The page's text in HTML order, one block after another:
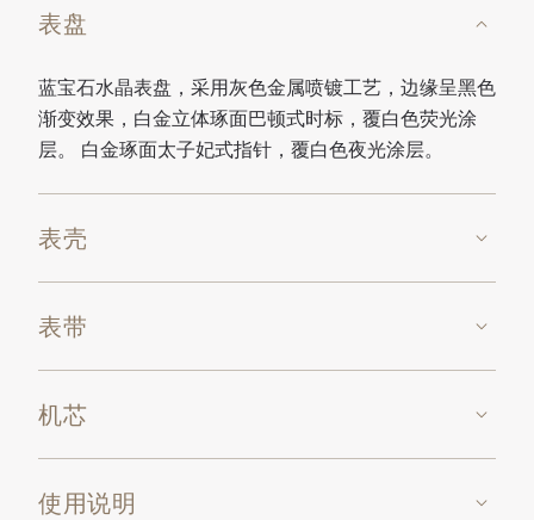
表盘
蓝宝石水晶表盘，采用灰色金属喷镀工艺，边缘呈黑色
渐变效果，白金立体琢面巴顿式时标，覆白色荧光涂
层。 白金琢面太子妃式指针，覆白色夜光涂层。
表壳
表带
机芯
使用说明